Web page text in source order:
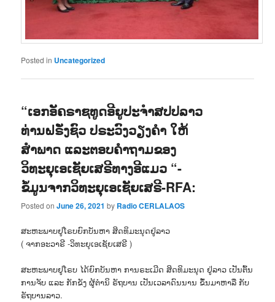
Posted in Uncategorized
“ເອກອັຄຣາຊທູດອີຍູປະຈຳສປປລາວ
ທ່ານຝຣັ່ງຊົວ ປຣະວົງວຽງຄຳ ໃຫ້
ສຳພາດ ແລະຕອບຄຳຖາມຂອງ
ວິທະຍຸເອເຊັຍເສຣີທາງອີແມວ “-
ຂໍ້ມູນຈາກວິທະຍຸເອເຊັຍເສຣີ-RFA:
Posted onJune 26, 2021 by Radio CERLALAOS
ສະຫະພາບຢູໂຣບຍົກບັນຫາ ສິດທິມະນຸດຢູ່ລາວ
( ຈາກອະວາຣີ -ວິທະຍຸເອເຊັຍເສຣີ )
ສະຫະພາບຢູໂຣບ ໄດ້ຍົກບັນຫາ ການຣະເມີດ ສິດທິມະນຸດ ຢູ່ລາວ ເປັນຕົ້ນ
ການຈັບ ແລະ ກັກຂັງ ຜູ້ຕຳນິ ຣັຖບານ ເປັນເວລາດົນນານ ຂຶ້ນມາຫາລື ກັບ
ຣັຖບານລາວ.